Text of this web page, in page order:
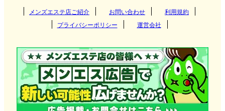
す。
栃木県メンズエステ店の選び方
栃木県は都会の喧騒から離れた静かな環境が特徴で
す。メンズエステ店もその雰囲気を活かして、リラ
神奈川県 千葉県
つくば
守谷
神栖
群馬県
伊勢崎
太田
宇都宮
那須塩原
東京都
新宿 神奈川県
関西
兵庫県 滋賀県
奈良県 和歌山県
愛知県 岐阜県
三重県 静岡県
北海道・東北
北海道 岩手県
九州・沖縄
メンズエステ店ご紹介 お問い合わせ
利用規約
プライバシーポリシー
運営会社